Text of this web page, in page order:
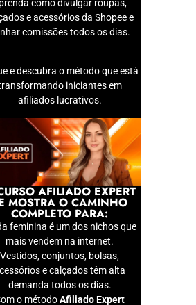
como divulgar roupas,
e acessórios da Shopee e
comissões todos os dias.
e descubra o método que está
iniciantes em
afiliados lucrativos.
AFILIADO EXPERT
MOSTRA O CAMINHO
COMPLETO PARA:
feminina é um dos nichos que
mais vendem na internet.
Vestidos, conjuntos, bolsas,
e calçados têm alta
demanda todos os dias.
o métodoAfiliado Expert